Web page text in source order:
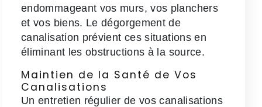
endommageant vos murs, vos planchers
et vos biens. Le dégorgement de
canalisation prévient ces situations en
éliminant les obstructions à la source.
Maintien de la Santé de Vos
Canalisations
Un entretien régulier de vos canalisations